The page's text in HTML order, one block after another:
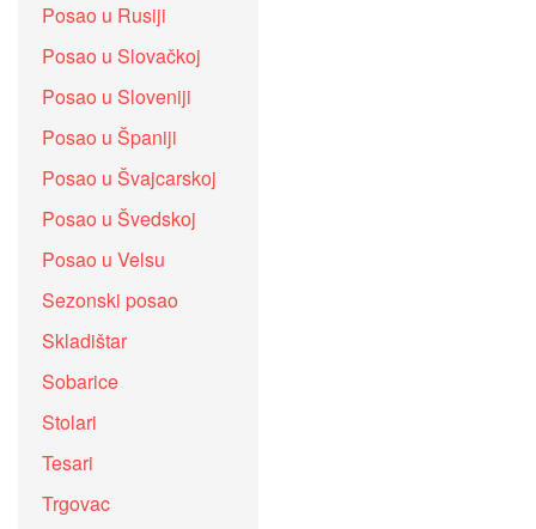
Posao u Rusiji
Posao u Slovačkoj
Posao u Sloveniji
Posao u Španiji
Posao u Švajcarskoj
Posao u Švedskoj
Posao u Velsu
Sezonski posao
Skladištar
Sobarice
Stolari
Tesari
Trgovac